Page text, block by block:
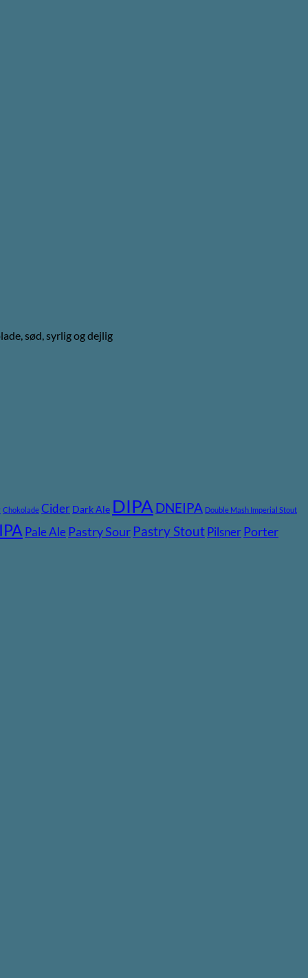
sød, syrlig og dejlig
Chokolade Cider Dark Ale DIPA DNEIPA Double Mash Imperial Stout
Pale Ale Pastry Sour Pastry Stout Pilsner Porter